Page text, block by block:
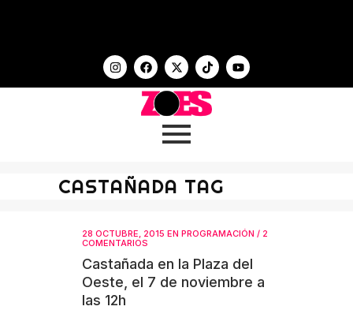
CASTAÑADA TAG
28 OCTUBRE, 2015 EN PROGRAMACIÓN / 2
COMENTARIOS
Castañada en la Plaza del
Oeste, el 7 de noviembre a
las 12h